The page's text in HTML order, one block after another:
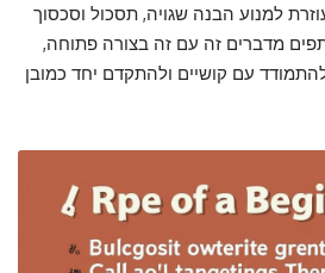
למנוע הבנה שגויה, תסכול וסכסוך
מדברים זה עם זה בצורה פתוחה,
עם קושיים ולהתקדם יחד כמובן